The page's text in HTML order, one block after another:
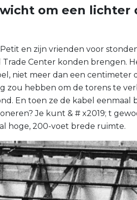
om een ​​lichter
en zijn vrienden voor
Center konden brengen.
niet meer dan een centimeter
zou hebben om de torens te
En toen ze de kabel eenmaal
Je kunt & # x2019; t
hoge, 200-voet brede ruimte.